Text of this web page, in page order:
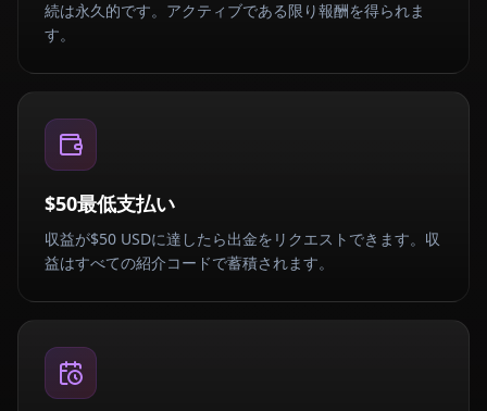
続は永久的です。アクティブである限り報酬を得られま
す。
$50最低支払い
収益が$50 USDに達したら出金をリクエストできます。収
益はすべての紹介コードで蓄積されます。